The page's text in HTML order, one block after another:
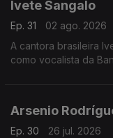
Ivete Sangalo
Ep. 31
02 ago. 2026
A cantora brasileira
como vocalista da
Arsenio
Ep. 30
26 jul. 2026